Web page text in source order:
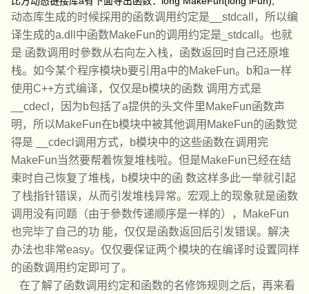
动态库生成的时候採用的函数调用约定是__stdcall，所以编
译生成的a.dll中函数MakeFun的调用约定是_stdcall。也就
是 函数调用时參数从右向左入栈，函数返回时自己还原堆
栈。如今某个程序模块b要引用a中的MakeFun。b和a一样
使用C++方式编译，仅仅是b模块的函数 调用方式是
__cdecl，因为b包括了a提供的头文件里MakeFun函数声
明，所以MakeFun在b模块中被其他调用MakeFun的函数觉
得是 __cdecl调用方式，b模块中的这些函数在调用完
MakeFun当然要帮着恢复堆栈啦。但是MakeFun已经在结
束时自己恢复了堆栈，b模块中的函 数这样多此一举就引起
了栈指针错误，从而引发堆栈异常。宏观上的现象就是函数
调用没有问题（由于參数传递顺序是一样的），MakeFun
也完毕了自己的功 能，仅仅是函数返回后引发错误。解决
办法也非常easy。仅仅要保证两个模块的在编译时设置同样
的函数调用约定即可了。
在了解了函数调用约定和函数的名修饰规则之后，再来看